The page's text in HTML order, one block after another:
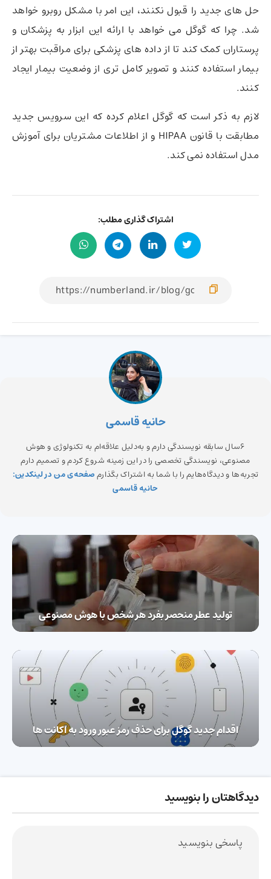
حل های جدید را قبول نکنند، این امر با مشکل روبرو خواهد
شد. چرا که گوگل می خواهد با ارائه این ابزار به پزشکان و
پرستاران کمک کند تا از داده های پزشکی برای مراقبت بهتر از
بیمار استفاده کنند و تصویر کامل تری از وضعیت بیمار ایجاد
کنند.
لازم به ذکر است که گوگل اعلام کرده که این سرویس جدید
مطابقت با قانون HIPAA و از اطلاعات مشتریان برای آموزش
مدل استفاده نمی کند.
اشتراک گذاری مطلب:
حانیه قاسمی
6سال سابقه نویسندگی دارم و به‌دلیل علاقه‌ام به تکنولوژی و هوش
مصنوعی، نویسندگی تخصصی را در این زمینه شروع کردم و تصمیم دارم
تجربه‌ها و دیدگاه‌هایم را با شما به اشتراک بگذارمصفحه‌ی من در لینکدین:
حانیه قاسمی
تولید عطر منحصر بفرد هر شخص با هوش مصنوعی
اقدام جدید گوگل برای حذف رمز عبور ورود به اکانت ها
دیدگاهتان را بنویسید